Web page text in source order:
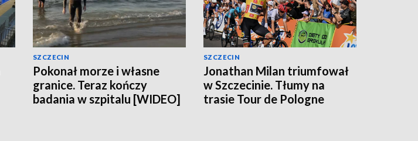
SZCZECIN
Pokonał morze i własne
granice. Teraz kończy
badania w szpitalu [WIDEO]
SZCZECIN
Jonathan Milan triumfował
w Szczecinie. Tłumy na
trasie Tour de Pologne